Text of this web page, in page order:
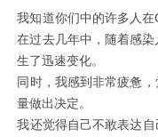
我知道你们中的许多人
在过去几年中，随着感
生了迅速变化。
同时，我感到非常疲惫
量做出决定。
我还觉得自己不敢表达